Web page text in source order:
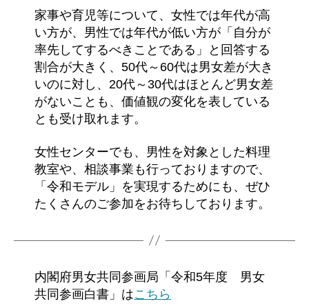
家事や育児等について、女性では年代が高
い方が、男性では年代が低い方が「自分が
率先してするべきことである」と回答する
割合が大きく、50代～60代は男女差が大き
いのに対し、20代～30代はほとんど男女差
がないことも、価値観の変化を表している
とも受け取れます。
女性センターでも、男性を対象とした料理
教室や、相談事業も行っておりますので、
「令和モデル」を実現するためにも、ぜひ
たくさんのご参加をお待ちしております。
内閣府男女共同参画局「令和5年度 男女
共同参画白書」はこちら